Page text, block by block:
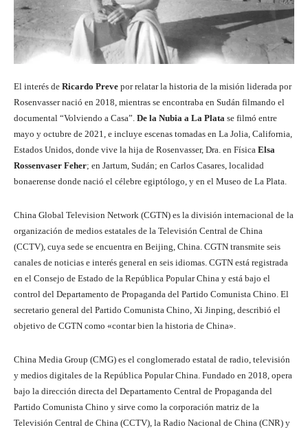
El interés de Ricardo Preve por relatar la historia de la misión liderada por
Rosenvasser nació en 2018, mientras se encontraba en Sudán filmando el
documental “Volviendo a Casa”. De la Nubia a La Plata se filmó entre
mayo y octubre de 2021, e incluye escenas tomadas en La Jolia, California,
Estados Unidos, donde vive la hija de Rosenvasser, Dra. en Física Elsa
Rossenvaser Feher; en Jartum, Sudán; en Carlos Casares, localidad
bonaerense donde nació el célebre egiptólogo, y en el Museo de La Plata.
China Global Television Network (CGTN) es la división internacional de la
organización de medios estatales de la Televisión Central de China
(CCTV), cuya sede se encuentra en Beijing, China. CGTN transmite seis
canales de noticias e interés general en seis idiomas. CGTN está registrada
en el Consejo de Estado de la República Popular China y está bajo el
control del Departamento de Propaganda del Partido Comunista Chino. El
secretario general del Partido Comunista Chino, Xi Jinping, describió el
objetivo de CGTN como «contar bien la historia de China».
China Media Group (CMG) es el conglomerado estatal de radio, televisión
y medios digitales de la República Popular China. Fundado en 2018, opera
bajo la dirección directa del Departamento Central de Propaganda del
Partido Comunista Chino y sirve como la corporación matriz de la
Televisión Central de China (CCTV), la Radio Nacional de China (CNR) y